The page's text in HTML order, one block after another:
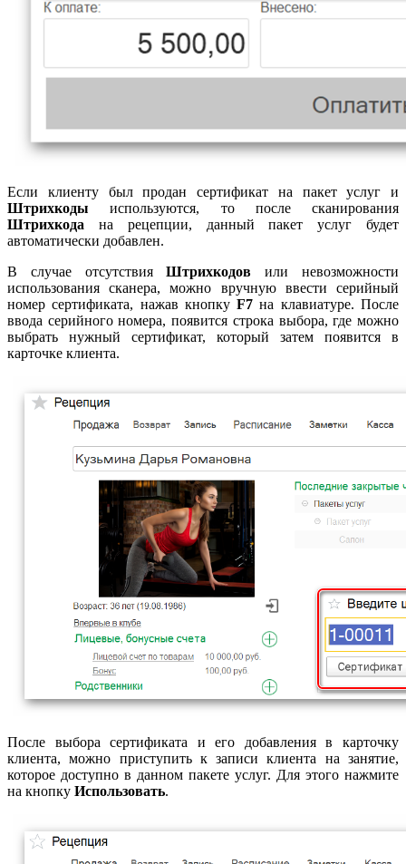
Если клиенту был продан сертификат на пакет услуг и
Штрихкоды используются, то после сканирования
Штрихкода на рецепции, данный пакет услуг будет
автоматически добавлен.
В случае отсутствияШтрихкодов или невозможности
использования сканера, можно вручную ввести серийный
номер сертификата, нажав кнопкуF7 на клавиатуре. После
ввода серийного номера, появится строка выбора, где можно
выбрать нужный сертификат, который затем появится в
карточке клиента.
После выбора сертификата и его добавления в карточку
клиента, можно приступить к записи клиента на занятие,
которое доступно в данном пакете услуг. Для этого нажмите
на кнопку Использовать.